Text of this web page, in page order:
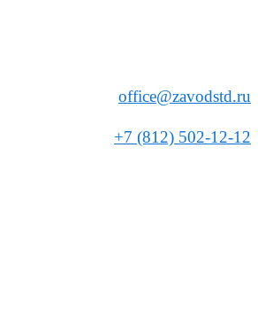
office@zavodstd.ru
+7 (812) 502-12-12